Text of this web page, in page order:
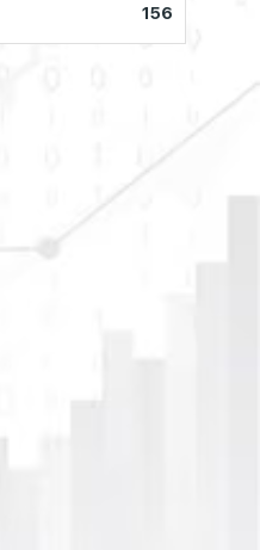
toàn quốc năm 2026
156